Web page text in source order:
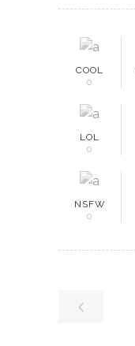
COOL
0
LOL
0
NSFW
0